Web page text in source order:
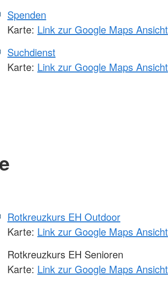
Spenden
Karte: Link zur Google Maps Ansicht
Suchdienst
Karte: Link zur Google Maps Ansicht
Rotkreuzkurs EH Outdoor
Karte: Link zur Google Maps Ansicht
Rotkreuzkurs EH Senioren
Karte: Link zur Google Maps Ansicht